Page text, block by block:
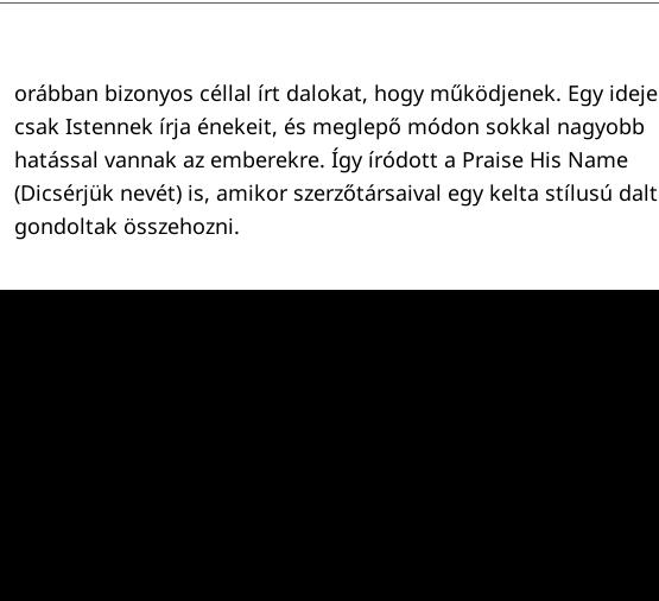
orábban bizonyos céllal írt dalokat, hogy működjenek. Egy ideje
csak Istennek írja énekeit, és meglepő módon sokkal nagyobb
hatással vannak az emberekre. Így íródott a Praise His Name
(Dicsérjük nevét) is, amikor szerzőtársaival egy kelta stílusú dalt
gondoltak összehozni.